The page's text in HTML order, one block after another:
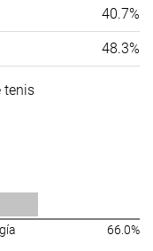
40.7%
48.3%
tenis
66.0%